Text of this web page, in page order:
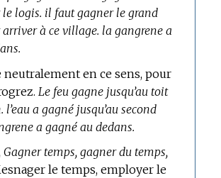
le logis. il faut gagner le grand
à ce village. la gangrene a
neutralement en ce sens, pour
Le feu gagne jusqu’au toit
a gagné jusqu’au second
a gagné au dedans.
Gagner temps, gagner du temps,
le temps, employer le